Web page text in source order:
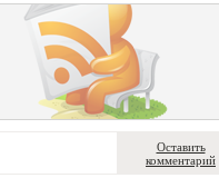
Оставить
комментарий